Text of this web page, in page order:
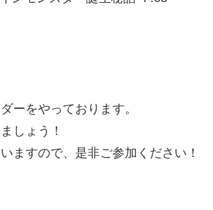
ーをやっております。
しょう！
ますので、是非ご参加ください！